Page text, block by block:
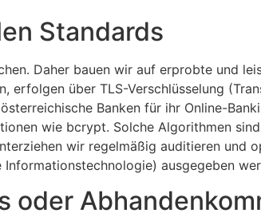
Standards
Daher bauen wir auf erprobte und
erfolgen über TLS-Verschlüsselung
Banken für ihr Online-
wie bcrypt. Solche Algorithmen
wir regelmäßig auditieren und
ausgegeben
oder